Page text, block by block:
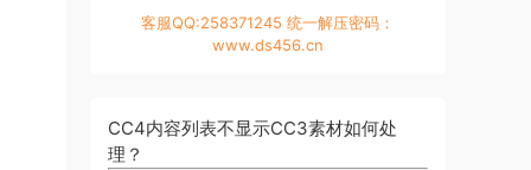
客服QQ:258371245 统一解压密码：
www.ds456.cn
CC4内容列表不显示CC3素材如何处
理？